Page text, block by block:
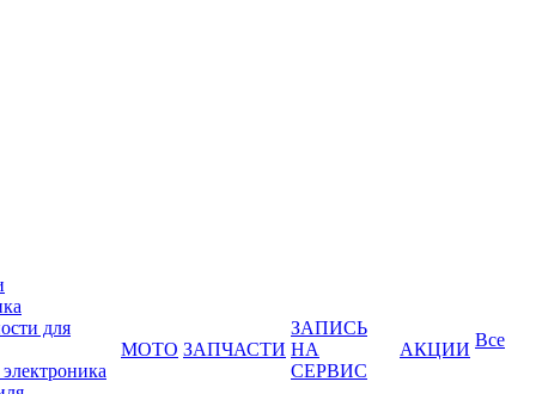
для
МОТО ЗАПЧАСТИ
ЗАПИСЬ
НА
СЕРВИС
АКЦИИ Все